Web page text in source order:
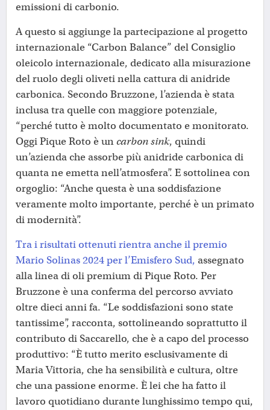
emissioni di carbonio.
A questo si aggiunge la partecipazione al progetto
internazionale “Carbon Balance” del Consiglio
oleicolo internazionale, dedicato alla misurazione
del ruolo degli oliveti nella cattura di anidride
carbonica. Secondo Bruzzone, l’azienda è stata
inclusa tra quelle con maggiore potenziale,
“perché tutto è molto documentato e monitorato.
Oggi Pique Roto è uncarbon sink, quindi
un’azienda che assorbe più anidride carbonica di
quanta ne emetta nell’atmosfera”. E sottolinea con
orgoglio: “Anche questa è una soddisfazione
veramente molto importante, perché è un primato
di modernità”.
Tra i risultati ottenuti rientra anche il premio
Mario Solinas 2024 per l’Emisfero Sud, assegnato
alla linea di oli premium di Pique Roto. Per
Bruzzone è una conferma del percorso avviato
oltre dieci anni fa. “Le soddisfazioni sono state
tantissime”, racconta, sottolineando soprattutto il
contributo di Saccarello, che è a capo del processo
produttivo: “È tutto merito esclusivamente di
Maria Vittoria, che ha sensibilità e cultura, oltre
che una passione enorme. È lei che ha fatto il
lavoro quotidiano durante lunghissimo tempo qui,